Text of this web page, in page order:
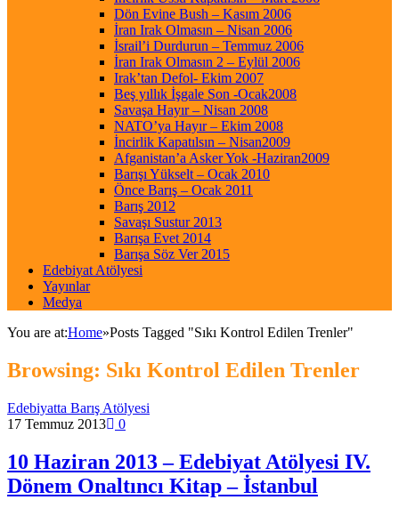
Dön Evine Bush – Kasım 2006
İran Irak Olmasın – Nisan 2006
İsrail’i Durdurun – Temmuz 2006
İran Irak Olmasın 2 – Eylül 2006
Irak’tan Defol- Ekim 2007
Beş yıllık İşgale Son -Ocak2008
Savaşa Hayır – Nisan 2008
NATO’ya Hayır – Ekim 2008
İncirlik Kapatılsın – Nisan2009
Afganistan’a Asker Yok -Haziran2009
Barışı Yükselt – Ocak 2010
Önce Barış – Ocak 2011
Barış 2012
Savaşı Sustur 2013
Barışa Evet 2014
Barışa Söz Ver 2015
Edebiyat Atölyesi
Yayınlar
Medya
You are at:Home»Posts Tagged "Sıkı Kontrol Edilen Trenler"
Browsing: Sıkı Kontrol Edilen Trenler
Edebiyatta Barış Atölyesi
17 Temmuz 2013
0
10 Haziran 2013 – Edebiyat Atölyesi IV.
Dönem Onaltıncı Kitap – İstanbul